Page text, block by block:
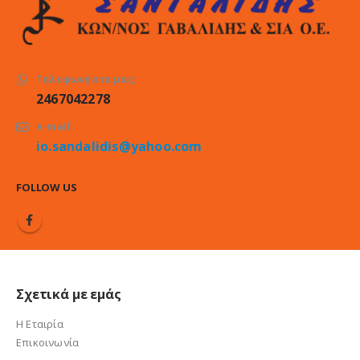
Τηλεφωνήστε μας:
2467042278
e-mail:
io.sandalidis@yahoo.com
FOLLOW US
Σχετικά με εμάς
Η Εταιρία
Επικοινωνία